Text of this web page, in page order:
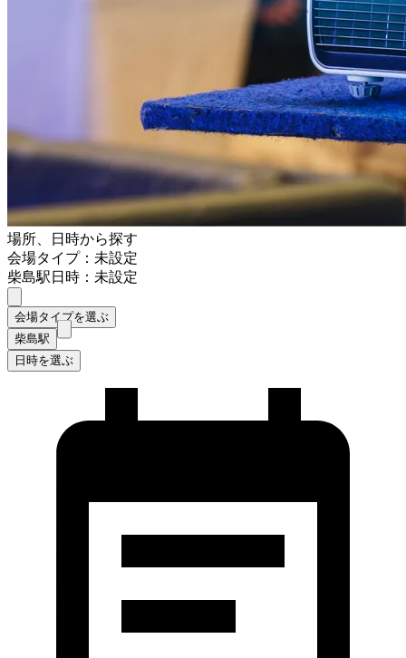
場所、日時から探す
会場タイプ：未設定
柴島駅日時：未設定
会場タイプを選ぶ
柴島駅
日時を選ぶ